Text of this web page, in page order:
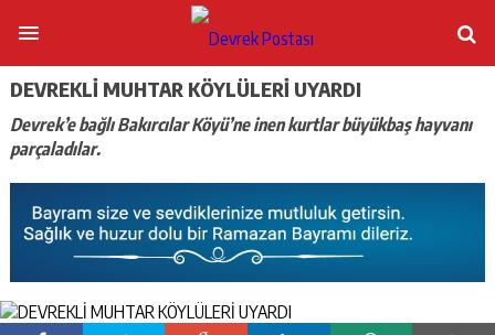
DEVREKLİ MUHTAR KÖYLÜLERİ UYARDI
Devrek’e bağlı Bakırcılar Köyü’ne inen kurtlar büyükbaş hayvanı
parçaladılar.